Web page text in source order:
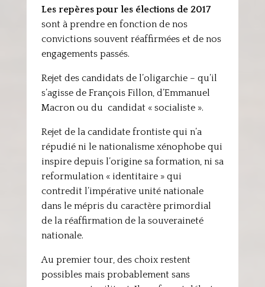
Les repères pour les élections de 2017
sont à prendre en fonction de nos
convictions souvent réaffirmées et de nos
engagements passés.
Rejet des candidats de l’oligarchie – qu’il
s’agisse de François Fillon, d’Emmanuel
Macron ou du candidat « socialiste ».
Rejet de la candidate frontiste qui n’a
répudié ni le nationalisme xénophobe qui
inspire depuis l’origine sa formation, ni sa
reformulation « identitaire » qui
contredit l’impérative unité nationale
dans le mépris du caractère primordial
de la réaffirmation de la souveraineté
nationale.
Au premier tour, des choix restent
possibles mais probablement sans